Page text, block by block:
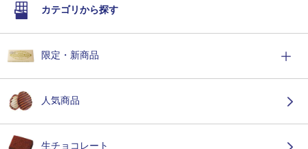
カテゴリから探す
限定・新商品
人気商品
生チョコレート